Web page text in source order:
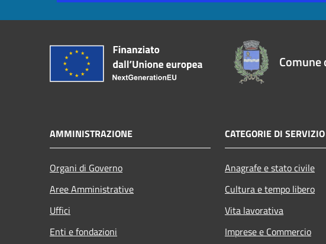
Comune
AMMINISTRAZIONE
Organi di Governo
Aree Amministrative
Uffici
Enti e fondazioni
CATEGORIE DI SERVIZIO
Anagrafe e stato civile
Cultura e tempo libero
Vita lavorativa
Imprese e Commercio